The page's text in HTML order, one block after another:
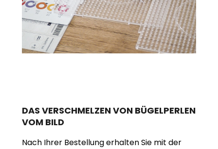
DAS VERSCHMELZEN VON BÜGELPERLEN
VOM BILD
Nach Ihrer Bestellung erhalten Sie mit der